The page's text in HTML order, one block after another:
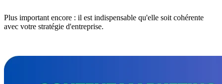
Plus important encore : il est indispensable qu'elle soit cohérente
avec votre stratégie d'entreprise.